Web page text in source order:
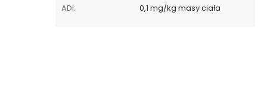
ADI: 0,1 mg/kg masy ciała